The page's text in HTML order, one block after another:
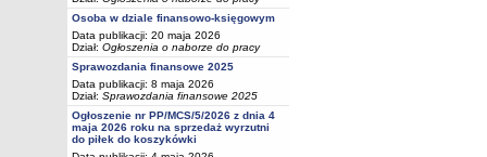
Osoba w dziale finansowo-księgowym
Data publikacji: 20 maja 2026
Dział: Ogłoszenia o naborze do pracy
Sprawozdania finansowe 2025
Data publikacji: 8 maja 2026
Dział: Sprawozdania finansowe 2025
Ogłoszenie nr PP/MCS/5/2026 z dnia 4
maja 2026 roku na sprzedaż wyrzutni
do piłek do koszykówki